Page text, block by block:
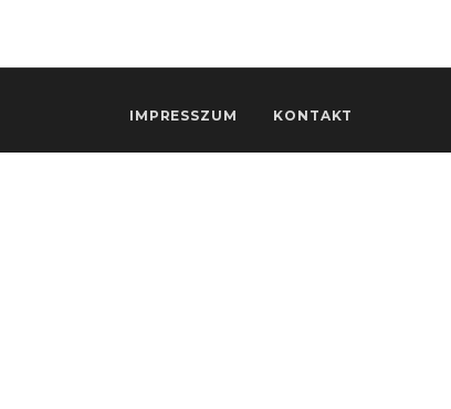
IMPRESSZUM KONTAKT